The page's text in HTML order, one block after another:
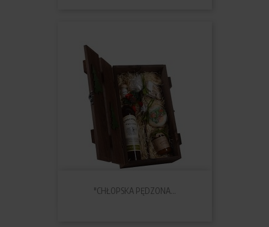
"CHŁOPSKA PĘDZONA...